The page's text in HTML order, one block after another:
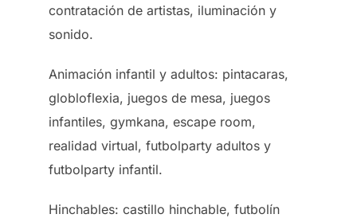
contratación de artistas, iluminación y
sonido.
Animación infantil y adultos: pintacaras,
globloflexia, juegos de mesa, juegos
infantiles, gymkana, escape room,
realidad virtual, futbolparty adultos y
futbolparty infantil.
Hinchables: castillo hinchable, futbolín